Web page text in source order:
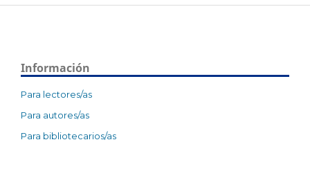
Información
Para lectores/as
Para autores/as
Para bibliotecarios/as